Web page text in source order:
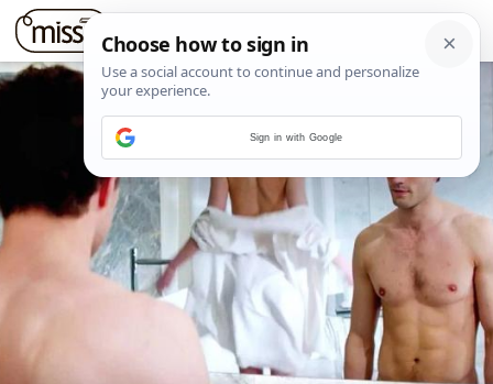
Sign in with Google